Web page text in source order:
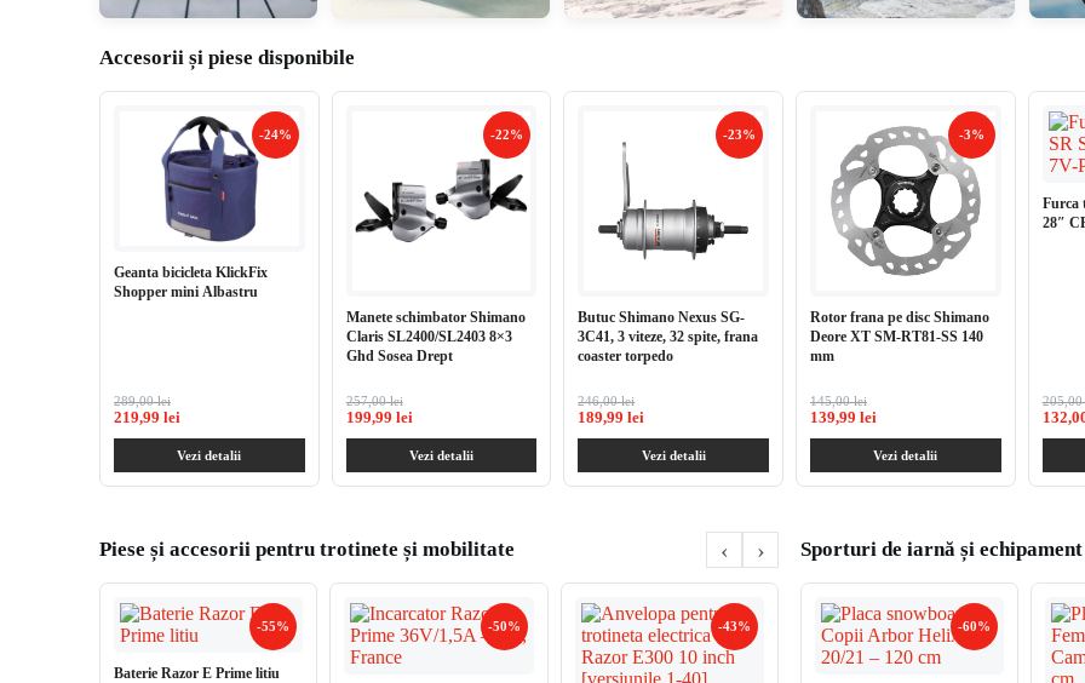
Accesorii și piese disponibile
-24%
Geanta bicicleta KlickFix
Shopper mini Albastru
289,00 lei
219,99 lei
Vezi detalii
-22%
Manete schimbator Shimano
Claris SL2400/SL2403 8×3
Ghd Sosea Drept
257,00 lei
199,99 lei
Vezi detalii
-23%
Butuc Shimano Nexus SG-
3C41, 3 viteze, 32 spite, frana
coaster torpedo
246,00 lei
189,99 lei
Vezi detalii
-3%
Rotor frana pe disc Shimano
Deore XT SM-RT81-SS 140
mm
145,00 lei
139,99 lei
Vezi detalii
Furca
28″
205,00
Piese și accesorii pentru trotinete și mobilitate ‹ ›
-55%
Baterie Razor E Prime litiu
-50% -43% -39%
Incarcator Razor Turbo Jetts
10.95V/1A
Sporturi de iarnă și echipament
-60%